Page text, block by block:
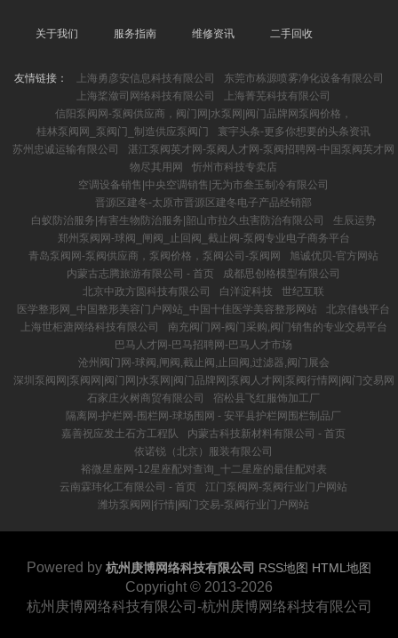
关于我们 服务指南 维修资讯 二手回收
友情链接： 上海勇彦安信息科技有限公司
东莞市栋源喷雾净化设备有限公司
上海桨潋司网络科技有限公司
上海菁芜科技有限公司
信阳泵阀网-泵阀供应商，阀门网|水泵网|阀门品牌网泵阀价格，
桂林泵阀网_泵阀门_制造供应泵阀门
寰宇头条-更多你想要的头条资讯
苏州忠诚运输有限公司
湛江泵阀英才网-泵阀人才网-泵阀招聘网-中国泵阀英才网
物尽其用网
忻州市科技专卖店
空调设备销售|中央空调销售|无为市叁玉制冷有限公司
晋源区建冬-太原市晋源区建冬电子产品经销部
白蚁防治服务|有害生物防治服务|韶山市拉久虫害防治有限公司
生辰运势
郑州泵阀网-球阀_闸阀_止回阀_截止阀-泵阀专业电子商务平台
青岛泵阀网-泵阀供应商，泵阀价格，泵阀公司-泵阀网
旭诚优贝-官方网站
内蒙古志腾旅游有限公司 - 首页
成都思创格模型有限公司
北京中政方圆科技有限公司
白洋淀科技
世纪互联
医学整形网_中国整形美容门户网站_中国十佳医学美容整形网站
北京借钱平台
上海世柜溏网络科技有限公司
南充阀门网-阀门采购,阀门销售的专业交易平台
巴马人才网-巴马招聘网-巴马人才市场
沧州阀门网-球阀,闸阀,截止阀,止回阀,过滤器,阀门展会
深圳泵阀网|泵阀网|阀门网|水泵网|阀门品牌网|泵阀人才网|泵阀行情网|阀门交易网
石家庄火树商贸有限公司
宿松县飞红服饰加工厂
隔离网-护栏网-围栏网-球场围网 - 安平县护栏网围栏制品厂
嘉善祝应发土石方工程队
内蒙古科技新材料有限公司 - 首页
依诺锐（北京）服装有限公司
裕微星座网-12星座配对查询_十二星座的最佳配对表
云南霖玮化工有限公司 - 首页
江门泵阀网-泵阀行业门户网站
潍坊泵阀网|行情|阀门交易-泵阀行业门户网站
Powered by 杭州庚博网络科技有限公司 RSS地图 HTML地图
Copyright © 2013-2026
杭州庚博网络科技有限公司-杭州庚博网络科技有限公司